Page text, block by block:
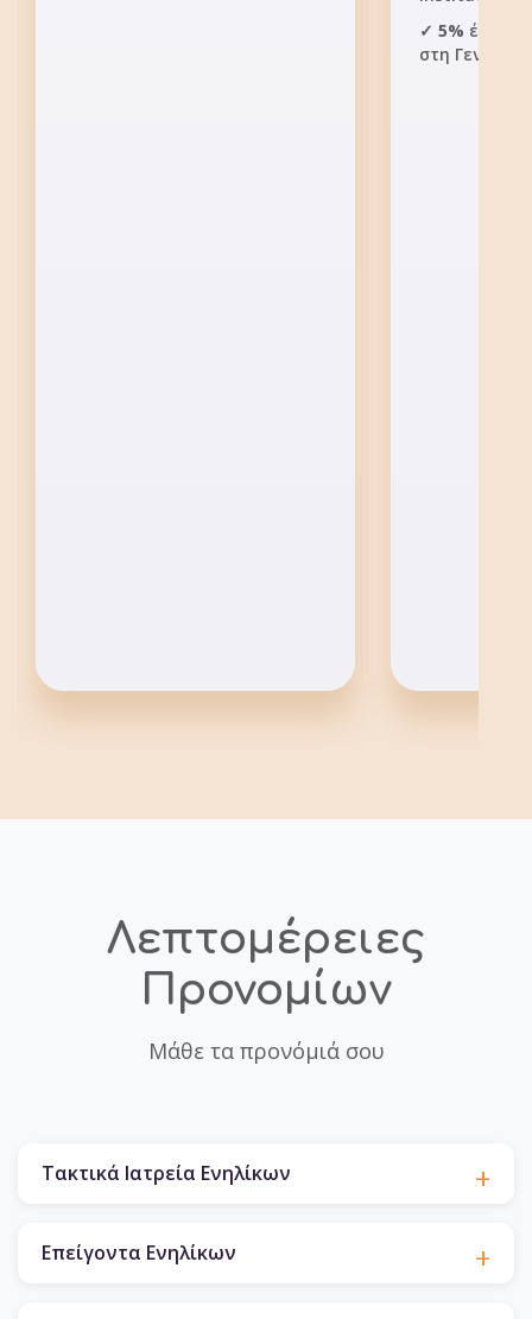
✓ 5%
στη Γενική
Λεπτομέρειες
Προνομίων
Μάθε τα προνόμιά σου
Τακτικά Ιατρεία Ενηλίκων
Επείγοντα Ενηλίκων